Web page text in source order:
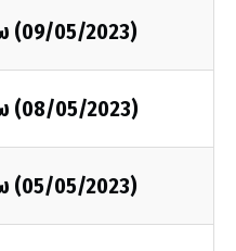
(09/05/2023)
(08/05/2023)
(05/05/2023)